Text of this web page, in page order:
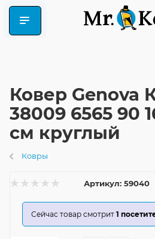
Ковер Genova
38009 6565 90
см круглый
Ковры
Артикул: 59040
Сейчас товар смотрит 1